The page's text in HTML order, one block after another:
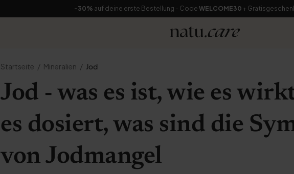
-30% auf deine erste Bestellung - Code WELCOME30 +
Startseite Mineralien Jod
Jod - was es ist, wie es
es dosiert, was sind die
von Jodmangel